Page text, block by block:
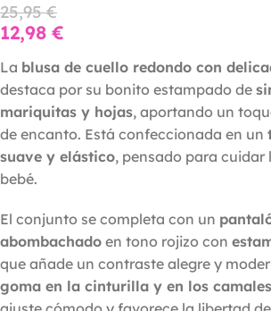
25,95€
12,98 €
La blusa de cuello redondo con
destaca por su bonito estampado de
mariquitas y hojas, aportando un
de encanto. Está confeccionada en un
suave y elástico, pensado para cuidar
bebé.
El conjunto se completa con un
abombachado en tono rojizo con
que añade un contraste alegre y
goma en la cinturilla y en los camales